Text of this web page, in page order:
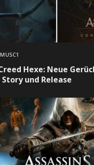
MUSC1
Hexe: Neue
und Release